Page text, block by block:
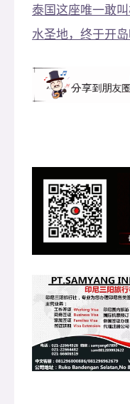
泰国这座唯一敢
水圣地，终于开